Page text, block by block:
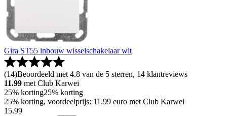
Gira ST55 inbouw wisselschakelaar wit
(14)Beoordeeld met 4.8 van de 5 sterren, 14 klantreviews
11.99 met Club Karwei
25% korting25% korting
25% korting, voordeelprijs: 11.99 euro met Club Karwei
15.99